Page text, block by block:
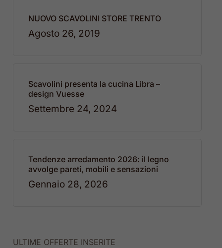
NUOVO SCAVOLINI STORE TRENTO
Agosto 26, 2019
Scavolini presenta la cucina Libra –
design Vuesse
Settembre 24, 2024
Tendenze arredamento 2026: il legno
avvolge pareti, mobili e sensazioni
Gennaio 28, 2026
ULTIME OFFERTE INSERITE